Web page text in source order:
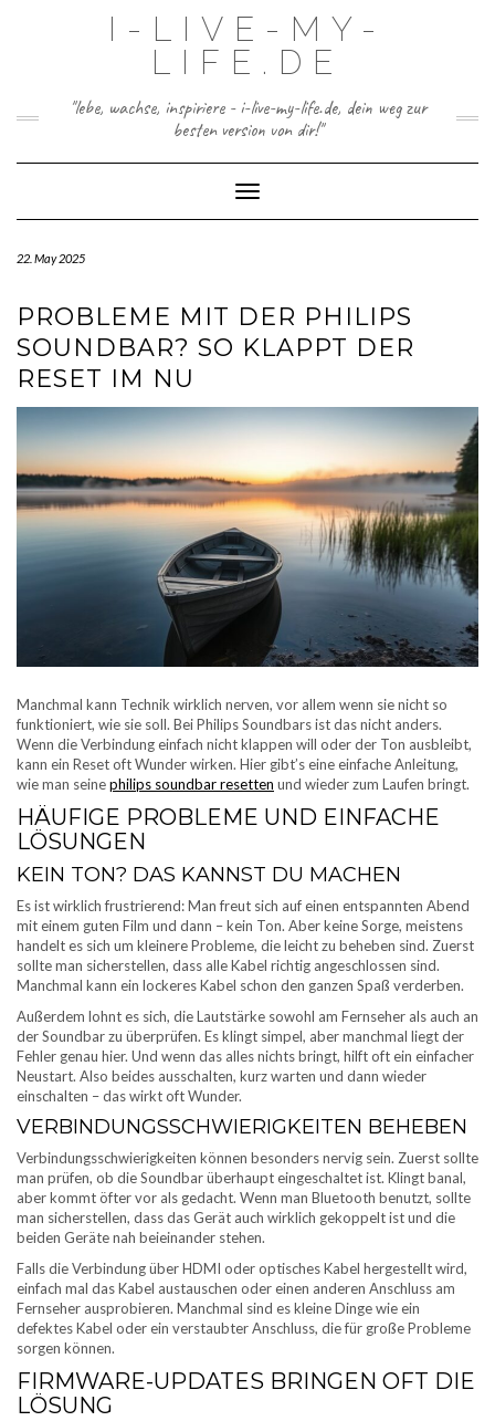
I-LIVE-MY-
LIFE.DE
"lebe, wachse, inspiriere - i-live-my-life.de, dein weg zur
besten version von dir!"
Toggle Navigation
22. May 2025
PROBLEME MIT DER PHILIPS
SOUNDBAR? SO KLAPPT DER
RESET IM NU
Manchmal kann Technik wirklich nerven, vor allem wenn sie nicht so
funktioniert, wie sie soll. Bei Philips Soundbars ist das nicht anders.
Wenn die Verbindung einfach nicht klappen will oder der Ton ausbleibt,
kann ein Reset oft Wunder wirken. Hier gibt’s eine einfache Anleitung,
wie man seinephilips soundbar resetten und wieder zum Laufen bringt.
HÄUFIGE PROBLEME UND EINFACHE
LÖSUNGEN
KEIN TON? DAS KANNST DU MACHEN
Es ist wirklich frustrierend: Man freut sich auf einen entspannten Abend
mit einem guten Film und dann – kein Ton. Aber keine Sorge, meistens
handelt es sich um kleinere Probleme, die leicht zu beheben sind. Zuerst
sollte man sicherstellen, dass alle Kabel richtig angeschlossen sind.
Manchmal kann ein lockeres Kabel schon den ganzen Spaß verderben.
Außerdem lohnt es sich, die Lautstärke sowohl am Fernseher als auch an
der Soundbar zu überprüfen. Es klingt simpel, aber manchmal liegt der
Fehler genau hier. Und wenn das alles nichts bringt, hilft oft ein einfacher
Neustart. Also beides ausschalten, kurz warten und dann wieder
einschalten – das wirkt oft Wunder.
VERBINDUNGSSCHWIERIGKEITEN BEHEBEN
Verbindungsschwierigkeiten können besonders nervig sein. Zuerst sollte
man prüfen, ob die Soundbar überhaupt eingeschaltet ist. Klingt banal,
aber kommt öfter vor als gedacht. Wenn man Bluetooth benutzt, sollte
man sicherstellen, dass das Gerät auch wirklich gekoppelt ist und die
beiden Geräte nah beieinander stehen.
Falls die Verbindung über HDMI oder optisches Kabel hergestellt wird,
einfach mal das Kabel austauschen oder einen anderen Anschluss am
Fernseher ausprobieren. Manchmal sind es kleine Dinge wie ein
defektes Kabel oder ein verstaubter Anschluss, die für große Probleme
sorgen können.
FIRMWARE-UPDATES BRINGEN OFT DIE
LÖSUNG